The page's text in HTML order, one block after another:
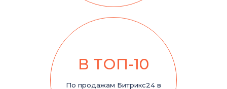
В ТОП-10
По продажам Битрикс24 в